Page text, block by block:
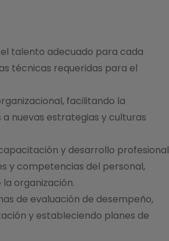
talento adecuado para cada
técnicas requeridas para el
facilitando la
nuevas estrategias y culturas
y desarrollo profesional
y competencias del personal,
organización.
de evaluación de desempeño,
y estableciendo planes de